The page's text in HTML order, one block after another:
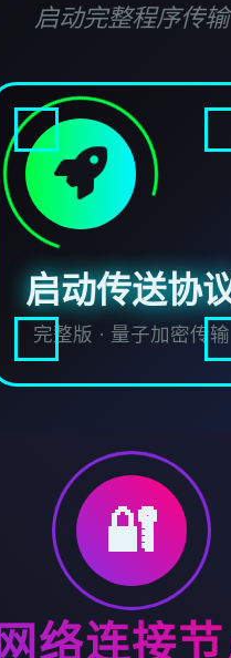
启动完整程序传输
启动传送协
完整版 · 量子加密传输
🔐
网络连接